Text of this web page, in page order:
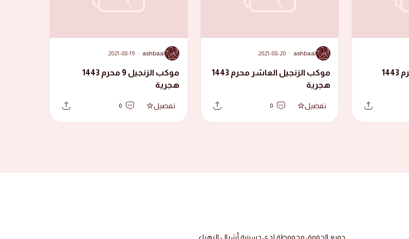
موكب الزنجيل 13 محرم 1443
A
ashbaal
·
2021-08-20
موكب الزنجيل العاشر محرم 1443
هجرية
تفضيل 0
A
ashbaal
·
2021-08-19
موكب الزنجيل 9 محرم 1443
هجرية
تفضيل 0
جميع الحقوق محفوظة لدى حسينية أشبال الزهراء.